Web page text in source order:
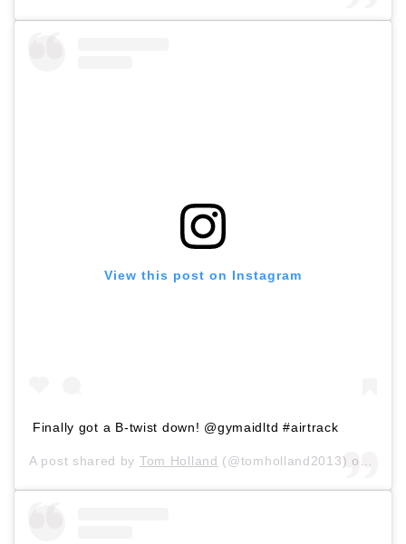
View this post on Instagram
Finally got a B-twist down! @gymaidltd #airtrack
A post shared by Tom Holland (@tomholland2013) on